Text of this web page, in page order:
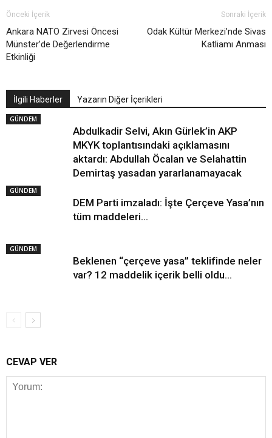
Önceki İçerik
Ankara NATO Zirvesi Öncesi
Münster’de Değerlendirme
Etkinliği
Sonraki İçerik
Odak Kültür Merkezi’nde Sivas
Katliamı Anması
İlgili Haberler Yazarın Diğer İçerikleri
GÜNDEM
Abdulkadir Selvi, Akın Gürlek’in AKP
MKYK toplantısındaki açıklamasını
aktardı: Abdullah Öcalan ve Selahattin
Demirtaş yasadan yararlanamayacak
GÜNDEM
DEM Parti imzaladı: İşte Çerçeve Yasa’nın
tüm maddeleri…
GÜNDEM
Beklenen “çerçeve yasa” teklifinde neler
var? 12 maddelik içerik belli oldu…
CEVAP VER